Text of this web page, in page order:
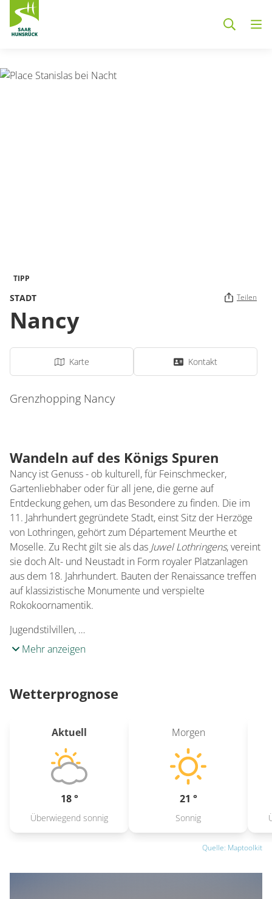
TIPP
STADT Teilen
Nancy
Karte Kontakt
Grenzhopping Nancy
Wandeln auf des Königs Spuren
Nancy ist Genuss - ob kulturell, für Feinschmecker,
Gartenliebhaber oder für all jene, die gerne auf
Entdeckung gehen, um das Besondere zu finden. Die im
11. Jahrhundert gegründete Stadt, einst Sitz der Herzöge
von Lothringen, gehört zum Département Meurthe et
Moselle. Zu Recht gilt sie als das Juwel Lothringens, vereint
sie doch Alt- und Neustadt in Form royaler Platzanlagen
aus dem 18. Jahrhundert. Bauten der Renaissance treffen
auf klassizistische Monumente und verspielte
Rokokoornamentik.
Jugendstilvillen, …
Mehr anzeigen
Wetterprognose
Aktuell
18 °
Überwiegend sonnig
Morgen
21 °
Sonnig
Quelle: Maptoolkit